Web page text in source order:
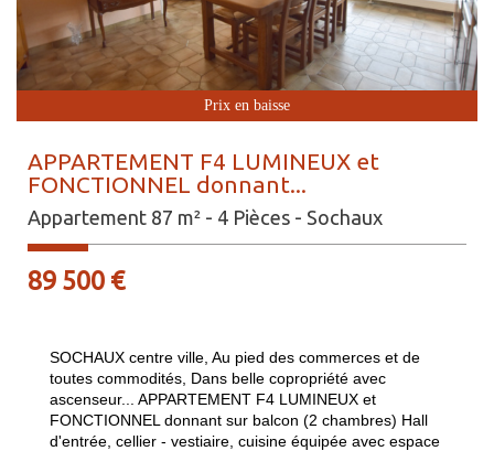
Prix en baisse
APPARTEMENT F4 LUMINEUX et
FONCTIONNEL donnant...
Appartement 87 m² - 4 Pièces - Sochaux
89 500 €
SOCHAUX centre ville, Au pied des commerces et de
toutes commodités, Dans belle copropriété avec
ascenseur... APPARTEMENT F4 LUMINEUX et
FONCTIONNEL donnant sur balcon (2 chambres) Hall
d'entrée, cellier - vestiaire, cuisine équipée avec espace